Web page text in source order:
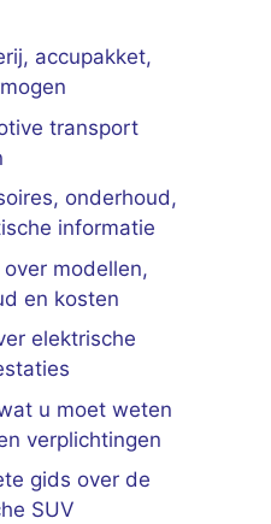
accupakket,
transport
onderhoud,
informatie
modellen,
en kosten
elektrische
u moet weten
verplichtingen
gids over de
SUV